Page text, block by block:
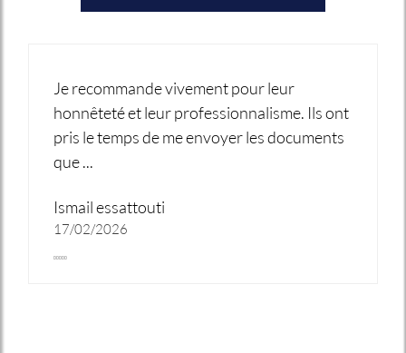
Je recommande vivement pour leur
honnêteté et leur professionnalisme. Ils ont
pris le temps de me envoyer les documents
que ...
Ismail essattouti
17/02/2026